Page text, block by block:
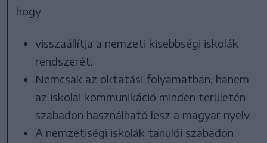
hogy
visszaállítja a nemzeti kisebbségi iskolák
rendszerét.
Nemcsak az oktatási folyamatban, hanem
az iskolai kommunikáció minden területén
szabadon használható lesz a magyar nyelv.
A nemzetiségi iskolák tanulói szabadon